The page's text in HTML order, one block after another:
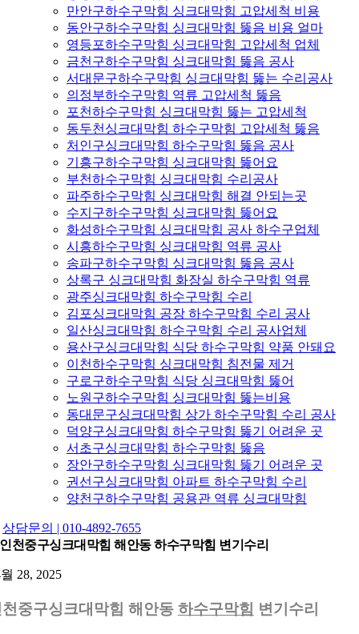
만안구하수구막힘 싱크대막힘 고압세척 비용
동안구하수구막힘 싱크대막힘 뚫음 비용 얼마
영등포하수구막힘 싱크대막힘 고압세척 업체
금천구하수구막힘 싱크대막힘 뚫음 공사
서대문구하수구막힘 싱크대막힘 뚫는 수리공사
의정부하수구막힘 역류 고압세척 뚫음
포천하수구막힘 싱크대막힘 뚫는 고압세척
동두천싱크대막힘 하수구막힘 고압세척 뚫음
처인구싱크대막힘 하수구막힘 뚫음 공사
기흥구하수구막힘 싱크대막힘 뚫어요
부천하수구막힘 싱크대막힘 수리공사
파주하수구막힘 싱크대막힘 해결 안되는곳
수지구하수구막힘 싱크대막힘 뚫어요
화성하수구막힘 싱크대막힘 공사 하수구업체
시흥하수구막힘 싱크대막힘 역류 공사
송파구하수구막힘 싱크대막힘 뚫음 공사
상록구 싱크대막힘 화장실 하수구막힘 역류
광주싱크대막힘 하수구막힘 수리
김포싱크대막힘 공장 하수구막힘 수리 공사
일산싱크대막힘 하수구막힘 수리 공사업체
용산구싱크대막힘 식당 하수구막힘 약품 안돼요
이천하수구막힘 싱크대막힘 침전물 제거
구로구하수구막힘 식당 싱크대막힘 뚫어
노원구하수구막힘 싱크대막힘 뚫는비용
동대문구싱크대막힘 상가 하수구막힘 수리 공사
덕양구싱크대막힘 하수구막힘 뚫기 어려운 곳
서초구싱크대막힘 하수구막힘 뚫음
장안구하수구막힘 싱크대막힘 뚫기 어려운 곳
권선구싱크대막힘 아파트 하수구막힘 수리
양천구하수구막힘 공용관 역류 싱크대막힘
상담문의 | 010-4892-7655
인천중구싱크대막힘 해안동 하수구막힘 변기수리
28, 2025
중구싱크대막힘 해안동 하수구막힘 변기수리